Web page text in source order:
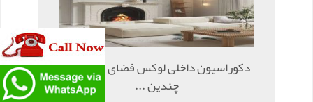
دکوراسیون داخلی لوکس فضای نشیمن با
چندین ...